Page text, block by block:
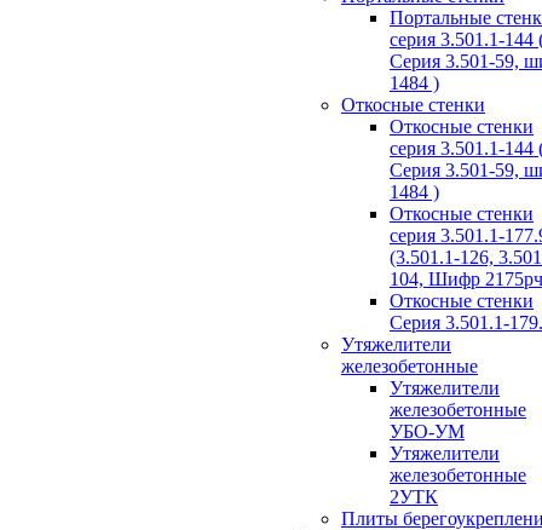
Портальные
серия 3.501.1-144
Серия 3.501-59,
1484 )
Откосные стенки
Откосные стенки
серия 3.501.1-144
Серия 3.501-59,
1484 )
Откосные стенки
серия 3.501.1-
(3.501.1-126,
104, Шифр
Откосные стенки
Серия 3.501.1-
Утяжелители
железобетонные
Утяжелители
железобетонные
УБО-УМ
Утяжелители
железобетонные
2УТК
Плиты